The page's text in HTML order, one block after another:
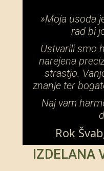
»Moja usoda
rad bi
Ustvarili smo
narejena
strastjo.
znanje ter
Naj vam
Rok
IZDELANA